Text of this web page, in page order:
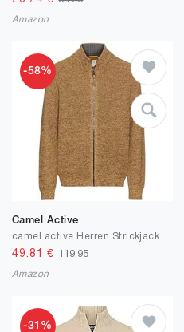
Amazon
-58%
Camel Active
49.81 €119.95
Amazon
-31%